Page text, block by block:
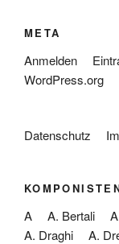
META
Anmelden
WordPress.org
Datenschutz
A A. Bertali
A. Draghi
A.